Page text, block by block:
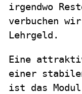
irgendwo
verbuchen
Lehrgeld.
Eine
einer
ist das Modul